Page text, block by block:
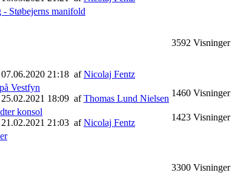
- Støbejerns manifold
21:18 afNicolaj Fentz
3592 Visninger
Vestfyn
18:09 afThomas Lund Nielsen
1460 Visninger
konsol
21:03 afNicolaj Fentz
1423 Visninger
3300 Visninger